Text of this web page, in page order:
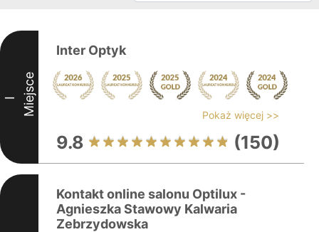
I Miejsce
Inter Optyk
Pokaż więcej >>
9.8 (150)
Kontakt online salonu Optilux -
Agnieszka Stawowy Kalwaria
Zebrzydowska